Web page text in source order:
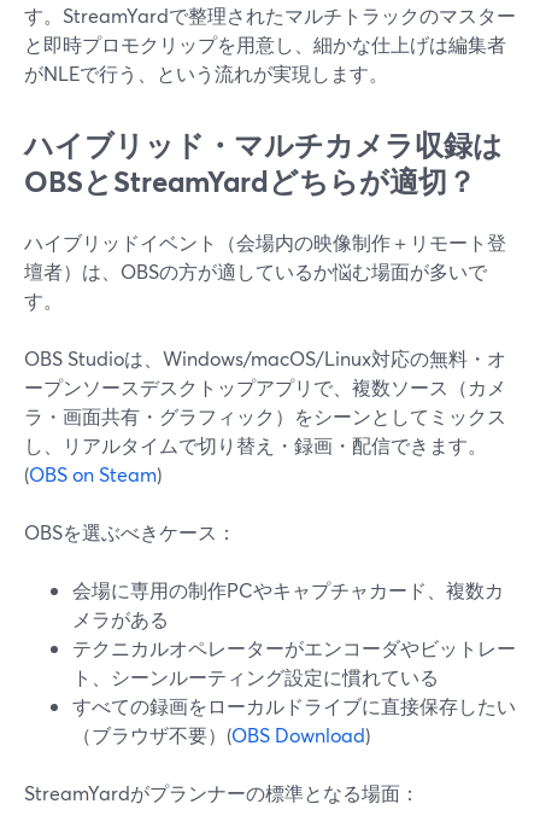
す。StreamYardで整理されたマルチトラックのマスター
と即時プロモクリップを用意し、細かな仕上げは編集者
がNLEで行う、という流れが実現します。
ハイブリッド・マルチカメラ収録は
OBSとStreamYardどちらが適切？
ハイブリッドイベント（会場内の映像制作＋リモート登
壇者）は、OBSの方が適しているか悩む場面が多いで
す。
OBS Studioは、Windows/macOS/Linux対応の無料・オ
ープンソースデスクトップアプリで、複数ソース（カメ
ラ・画面共有・グラフィック）をシーンとしてミックス
し、リアルタイムで切り替え・録画・配信できます。
(OBS on Steam)
OBSを選ぶべきケース：
会場に専用の制作PCやキャプチャカード、複数カ
メラがある
テクニカルオペレーターがエンコーダやビットレー
ト、シーンルーティング設定に慣れている
すべての録画をローカルドライブに直接保存したい
（ブラウザ不要）(OBS Download)
StreamYardがプランナーの標準となる場面：